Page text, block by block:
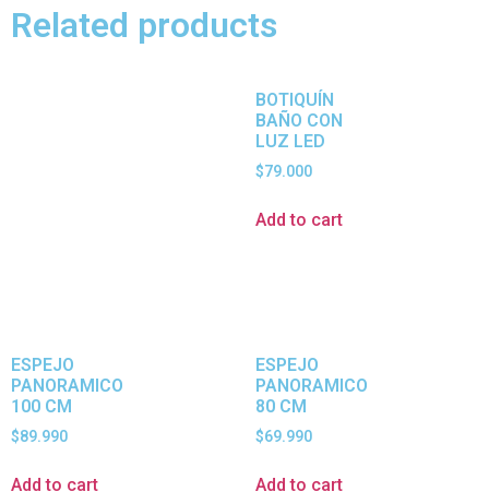
Related products
BOTIQUÍN
BAÑO CON
LUZ LED
$79.000
Add to cart
ESPEJO
PANORAMICO
100 CM
$89.990
Add to cart
ESPEJO
PANORAMICO
80 CM
$69.990
Add to cart